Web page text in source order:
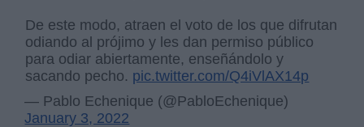
De este modo, atraen el voto de los que difrutan
odiando al prójimo y les dan permiso público
para odiar abiertamente, enseñándolo y
sacando pecho. pic.twitter.com/Q4iVlAX14p
— Pablo Echenique (@PabloEchenique)
January 3, 2022